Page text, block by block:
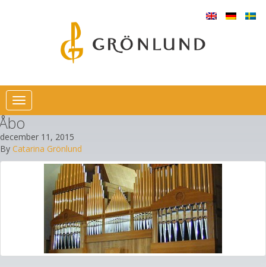
Toggle
navigation
december 11, 2015
By Catarina Grönlund